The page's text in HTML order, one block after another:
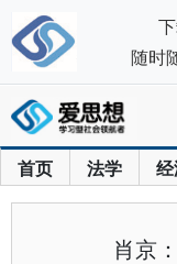
首页 法学
肖京
随时